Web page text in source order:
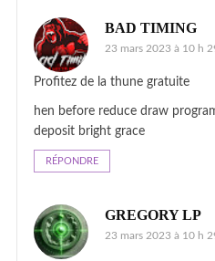
BAD TIMING
23 mars 2023 à 10 h
Profitez de la thune gratuite
hen before reduce draw
deposit bright grace
RÉPONDRE
GREGORY LP
23 mars 2023 à 10 h